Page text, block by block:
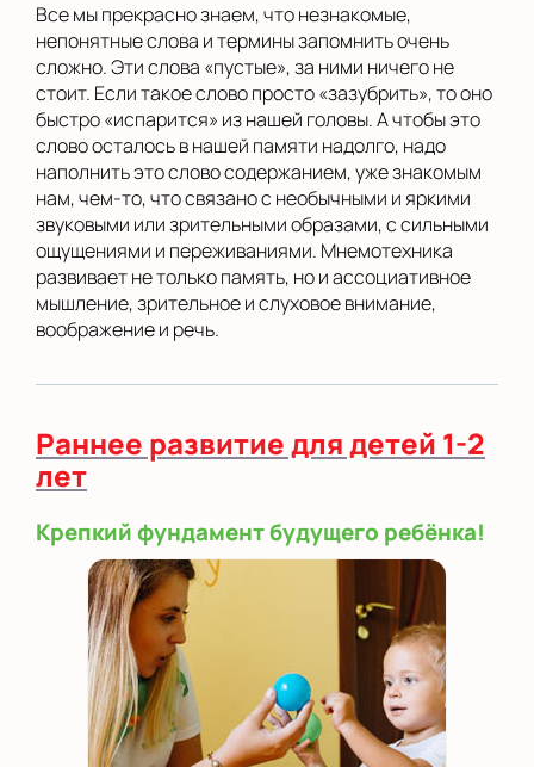
Все мы прекрасно знаем, что незнакомые,
непонятные слова и термины запомнить очень
сложно. Эти слова «пустые», за ними ничего не
стоит. Если такое слово просто «зазубрить», то оно
быстро «испарится» из нашей головы. А чтобы это
слово осталось в нашей памяти надолго, надо
наполнить это слово содержанием, уже знакомым
нам, чем-то, что связано с необычными и яркими
звуковыми или зрительными образами, с сильными
ощущениями и переживаниями. Мнемотехника
развивает не только память, но и ассоциативное
мышление, зрительное и слуховое внимание,
воображение и речь.
Раннее развитие для детей 1-2
лет
Крепкий фундамент будущего ребёнка!